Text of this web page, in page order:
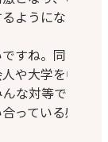
ようになっ
すね。同じ
や大学を中
な対等で仲
っている感